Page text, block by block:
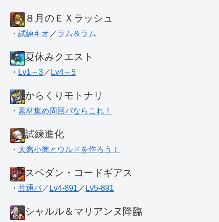
８月のＥＸラッシュ
・ 試練キオ ／ラム＆ラム
夏休みクエスト
・ Lv1～3 ／ Lv4～5
からくりモトナリ
・ 素材集め周回パならこれ！
試練進化
・ 大喬小喬とウルドを作ろう！
スペダン・コードギアス
・ 共通パ ／ Lv4-891 ／ Lv5-891
シャルル＆マリアンヌ降臨